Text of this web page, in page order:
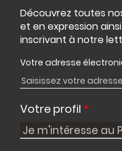
Découvrez toutes
et en expression
inscrivant à notre
Votre adresse
Votre profil *